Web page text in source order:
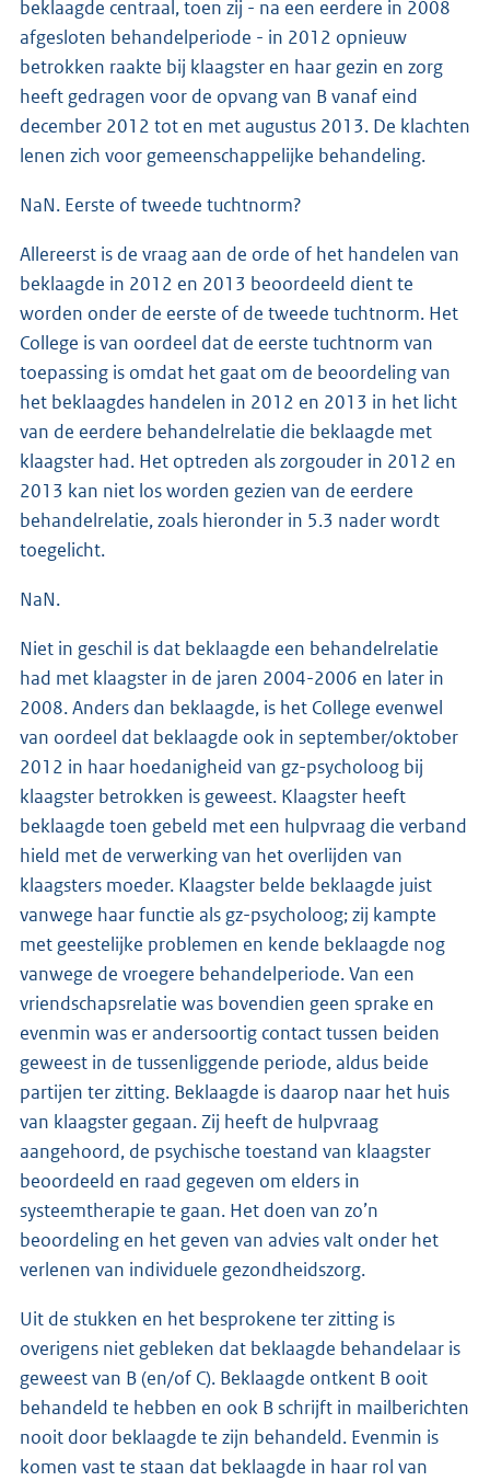
beklaagde centraal, toen zij - na een eerdere in 2008
afgesloten behandelperiode - in 2012 opnieuw
betrokken raakte bij klaagster en haar gezin en zorg
heeft gedragen voor de opvang van B vanaf eind
december 2012 tot en met augustus 2013. De klachten
lenen zich voor gemeenschappelijke behandeling.
NaN. Eerste of tweede tuchtnorm?
Allereerst is de vraag aan de orde of het handelen van
beklaagde in 2012 en 2013 beoordeeld dient te
worden onder de eerste of de tweede tuchtnorm. Het
College is van oordeel dat de eerste tuchtnorm van
toepassing is omdat het gaat om de beoordeling van
het beklaagdes handelen in 2012 en 2013 in het licht
van de eerdere behandelrelatie die beklaagde met
klaagster had. Het optreden als zorgouder in 2012 en
2013 kan niet los worden gezien van de eerdere
behandelrelatie, zoals hieronder in 5.3 nader wordt
toegelicht.
NaN.
Niet in geschil is dat beklaagde een behandelrelatie
had met klaagster in de jaren 2004-2006 en later in
2008. Anders dan beklaagde, is het College evenwel
van oordeel dat beklaagde ook in september/oktober
2012 in haar hoedanigheid van gz-psycholoog bij
klaagster betrokken is geweest. Klaagster heeft
beklaagde toen gebeld met een hulpvraag die verband
hield met de verwerking van het overlijden van
klaagsters moeder. Klaagster belde beklaagde juist
vanwege haar functie als gz-psycholoog; zij kampte
met geestelijke problemen en kende beklaagde nog
vanwege de vroegere behandelperiode. Van een
vriendschapsrelatie was bovendien geen sprake en
evenmin was er andersoortig contact tussen beiden
geweest in de tussenliggende periode, aldus beide
partijen ter zitting. Beklaagde is daarop naar het huis
van klaagster gegaan. Zij heeft de hulpvraag
aangehoord, de psychische toestand van klaagster
beoordeeld en raad gegeven om elders in
systeemtherapie te gaan. Het doen van zo’n
beoordeling en het geven van advies valt onder het
verlenen van individuele gezondheidszorg.
Uit de stukken en het besprokene ter zitting is
overigens niet gebleken dat beklaagde behandelaar is
geweest van B (en/of C). Beklaagde ontkent B ooit
behandeld te hebben en ook B schrijft in mailberichten
nooit door beklaagde te zijn behandeld. Evenmin is
komen vast te staan dat beklaagde in haar rol van